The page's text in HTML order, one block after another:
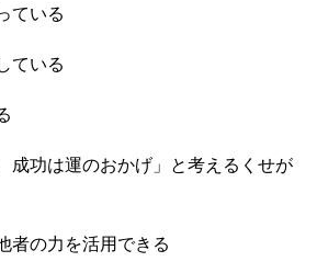
ている
ている
成功は運のおかげ」と考えるくせが
者の力を活用できる